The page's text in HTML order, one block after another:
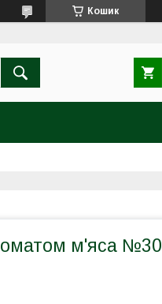
Кошик
м'яса №30